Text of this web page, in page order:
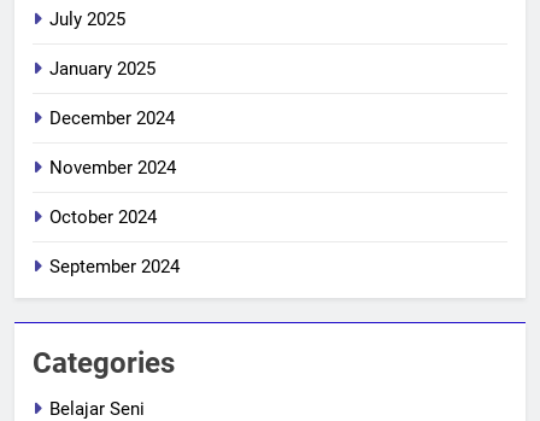
July 2025
January 2025
December 2024
November 2024
October 2024
September 2024
Categories
Belajar Seni